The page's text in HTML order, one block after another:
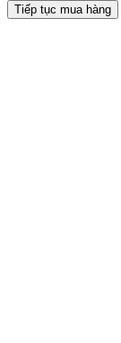
Tiếp tục mua hàng